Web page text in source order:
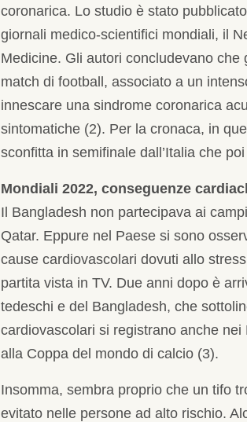
coronarica. Lo studio è stato
giornali medico-scientifici mondiali, il
Medicine. Gli autori concludevano che
match di football, associato a un
innescare una sindrome coronarica
sintomatiche (2). Per la cronaca, in
sconfitta in semifinale dall’Italia che
Mondiali 2022, conseguenze
Il Bangladesh non partecipava ai
Qatar. Eppure nel Paese si sono
cause cardiovascolari dovuti allo
partita vista in TV. Due anni dopo è
tedeschi e del Bangladesh, che
cardiovascolari si registrano anche
alla Coppa del mondo di calcio (3).
Insomma, sembra proprio che un tifo
evitato nelle persone ad alto rischio.